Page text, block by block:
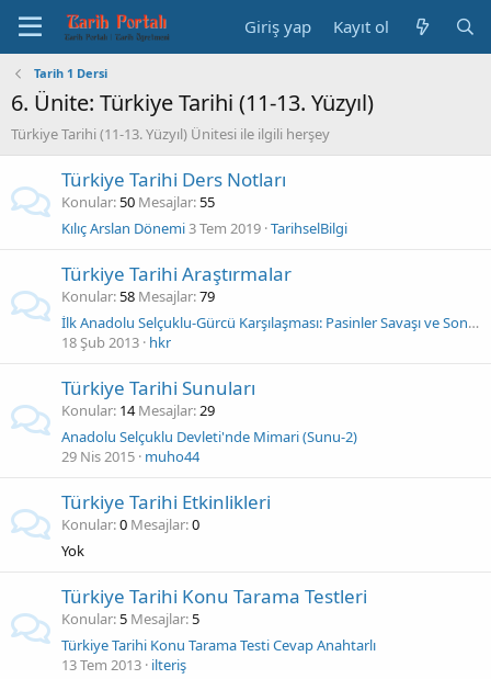
Giriş yap Kayıt ol
Tarih 1 Dersi
6. Ünite: Türkiye Tarihi (11-13. Yüzyıl)
Türkiye Tarihi (11-13. Yüzyıl) Ünitesi ile ilgili herşey
Türkiye Tarihi Ders Notları
Konular 50 Mesajlar 55
Kılıç Arslan Dönemi3 Tem 2019 TarihselBilgi
Türkiye Tarihi Araştırmalar
Konular 58 Mesajlar 79
İlk Anadolu Selçuklu-Gürcü Karşılaşması: Pasinler Savaşı ve Sonuçları
18 Şub 2013 hkr
Türkiye Tarihi Sunuları
Konular 14 Mesajlar 29
Anadolu Selçuklu Devleti'nde Mimari (Sunu-2)
29 Nis 2015 muho44
Türkiye Tarihi Etkinlikleri
Konular 0 Mesajlar 0
Yok
Türkiye Tarihi Konu Tarama Testleri
Konular 5 Mesajlar 5
Türkiye Tarihi Konu Tarama Testi Cevap Anahtarlı
13 Tem 2013 ilteriş